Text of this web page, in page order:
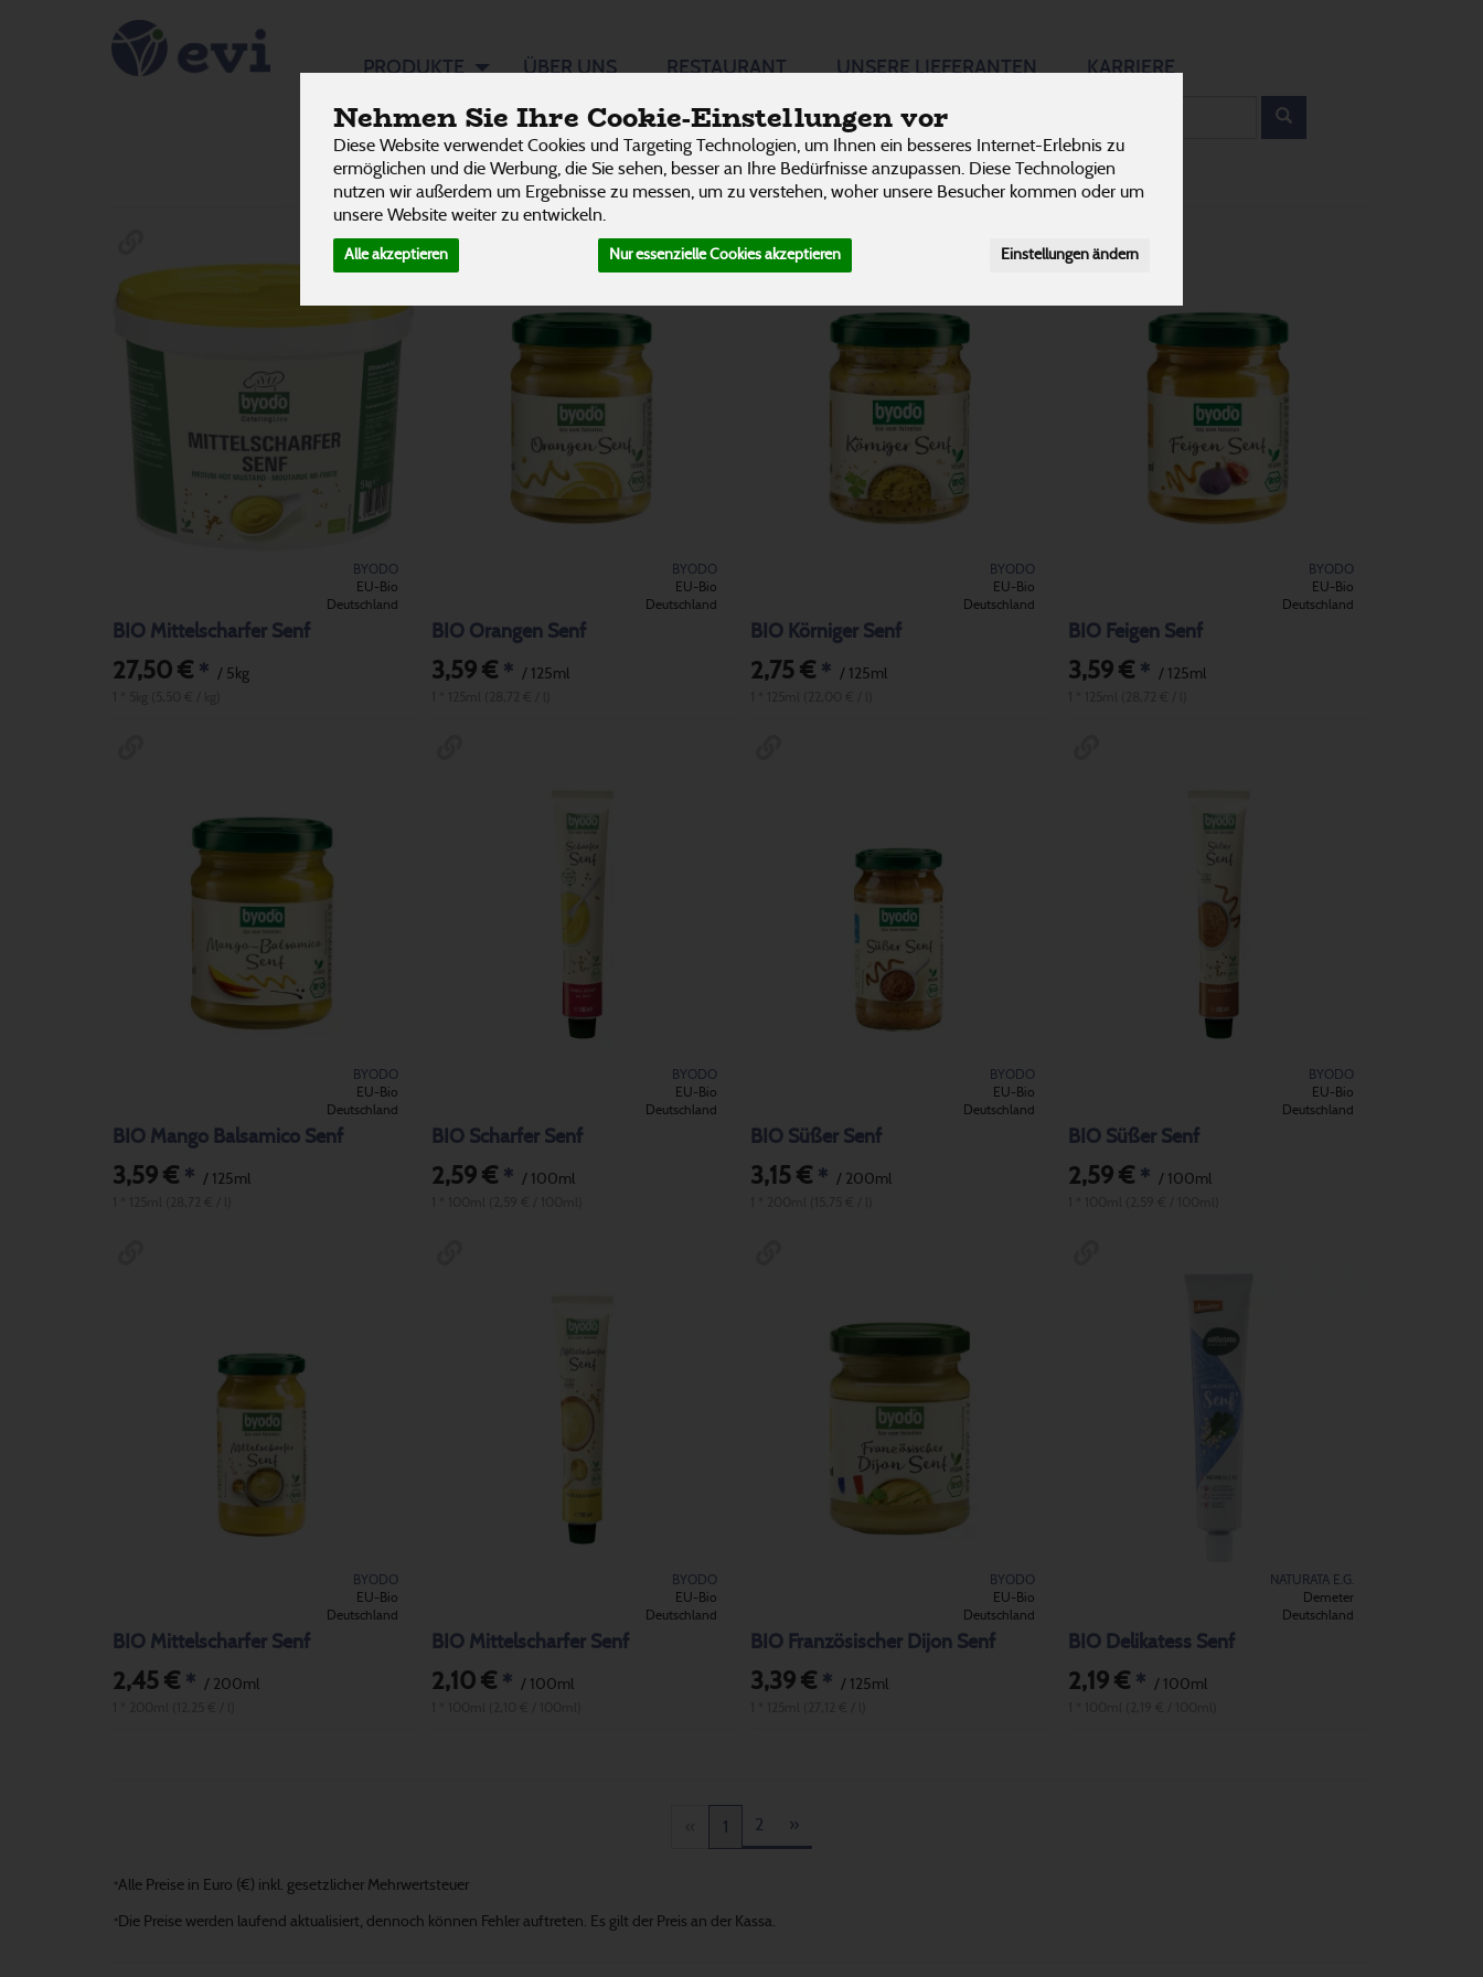
Nehmen Sie Ihre Cookie-Einstellungen vor
Diese Website verwendet Cookies und Targeting Technologien, um Ihnen ein besseres Internet-Erlebnis zu
ermöglichen und die Werbung, die Sie sehen, besser an Ihre Bedürfnisse anzupassen. Diese Technologien
nutzen wir außerdem um Ergebnisse zu messen, um zu verstehen, woher unsere Besucher kommen oder um
unsere Website weiter zu entwickeln.
Alle akzeptieren Nur essenzielle Cookies akzeptieren Einstellungen ändern
PRODUKTE ÜBER UNS RESTAURANT UNSERE LIEFERANTEN KARRIERE
Senf
Ernährung Allergene
BYODO
EU-Bio
Deutschland
BIO Mittelscharfer Senf
27,50 € * / 5kg
BYODO
EU-Bio
Deutschland
BIO Orangen Senf
3,59 €* / 125ml
BYODO
EU-Bio
Deutschland
BIO Körniger Senf
2,75 €* / 125ml
BYODO
EU-Bio
Deutschland
BIO Feigen Senf
3,59 € * / 125ml
BYODO
EU-Bio
Deutschland
BIO Mango Balsamico Senf
3,59 € * / 125ml
BYODO
EU-Bio
Deutschland
BIO Scharfer Senf
2,59 €* / 100ml
BYODO
EU-Bio
Deutschland
BIO Süßer Senf
3,15 €* / 200ml
BYODO
EU-Bio
Deutschland
BIO Süßer Senf
2,59 € * / 100ml
BYODO
EU-Bio
Deutschland
BIO Mittelscharfer Senf
2,45 € * / 200ml
BYODO
EU-Bio
Deutschland
BIO Mittelscharfer Senf
2,10 €* / 100ml
BYODO
EU-Bio
Deutschland
BIO Französischer Dijon Senf
3,39 €* / 125ml
NATURATA E.G.
Demeter
Deutschland
BIO Delikatess Senf
2,19 € * / 100ml
1 2 »
*Alle Preise in Euro (€) inkl. gesetzlicher Mehrwertsteuer
* Die Preise werden laufend aktualisiert, dennoch können Fehler auftreten. Es gilt der Preis an der Kassa.